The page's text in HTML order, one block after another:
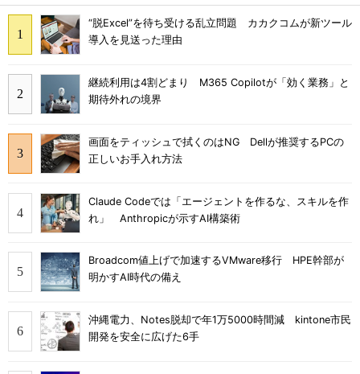
“脱Excel”を待ち受ける乱立問題 カカクコムが新ツール
導入を見送った理由
継続利用は4割どまり M365 Copilotが「効く業務」と
期待外れの境界
画面をティッシュで拭くのはNG Dellが推奨するPCの
正しいお手入れ方法
Claude Codeでは「エージェントを作るな、スキルを作
れ」 Anthropicが示すAI構築術
Broadcom値上げで加速するVMware移行 HPE幹部が
明かすAI時代の備え
沖縄電力、Notes脱却で年1万5000時間減 kintone市民
開発を安全に広げた6手